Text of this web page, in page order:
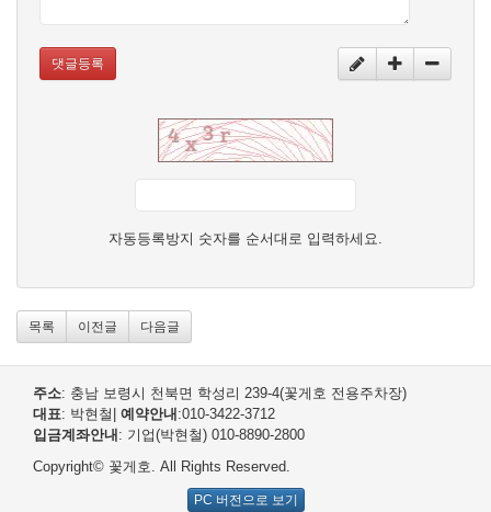
댓글등록
자동등록방지 숫자를 순서대로 입력하세요.
목록 이전글 다음글
주소: 충남 보령시 천북면 학성리 239-4(꽃게호 전용주차장)
대표: 박현철 예약안내 :010-3422-3712
입금계좌안내 : 기업(박현철) 010-8890-2800
Copyright© 꽃게호. All Rights Reserved.
PC 버전으로 보기